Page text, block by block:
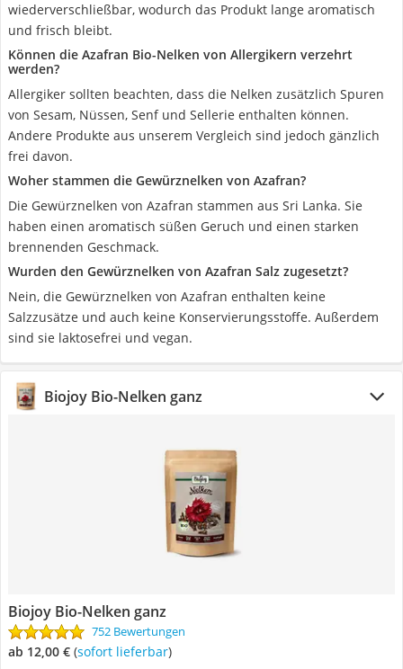
wiederverschließbar, wodurch das Produkt lange aromatisch
und frisch bleibt.
Können die Azafran Bio-Nelken von Allergikern verzehrt
werden?
Allergiker sollten beachten, dass die Nelken zusätzlich Spuren
von Sesam, Nüssen, Senf und Sellerie enthalten können.
Andere Produkte aus unserem Vergleich sind jedoch gänzlich
frei davon.
Woher stammen die Gewürznelken von Azafran?
Die Gewürznelken von Azafran stammen aus Sri Lanka. Sie
haben einen aromatisch süßen Geruch und einen starken
brennenden Geschmack.
Wurden den Gewürznelken von Azafran Salz zugesetzt?
Nein, die Gewürznelken von Azafran enthalten keine
Salzzusätze und auch keine Konservierungsstoffe. Außerdem
sind sie laktosefrei und vegan.
Biojoy Bio-Nelken ganz
Biojoy Bio-Nelken ganz
752 Bewertungen
ab 12,00 € ( Sofort lieferbar)